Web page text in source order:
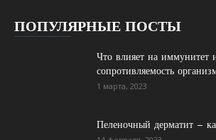
ПОПУЛЯРНЫЕ ПОСТЫ
Что влияет на иммунитет
сопротивляемость
1 марта, 2023
Пеленочный дерматит –